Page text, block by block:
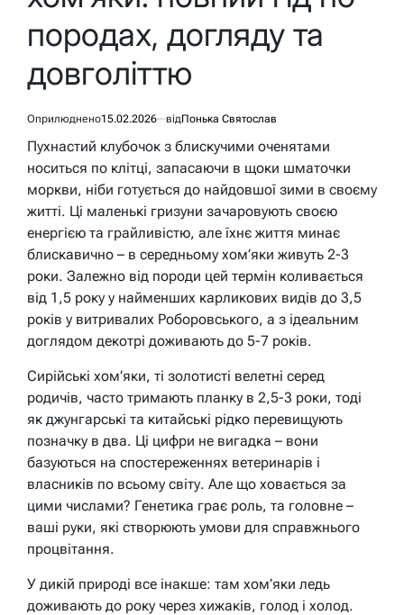
породах, догляду та
довголіттю
Оприлюднено15.02.2026 відПонька Святослав
Пухнастий клубочок з блискучими оченятами
носиться по клітці, запасаючи в щоки шматочки
моркви, ніби готується до найдовшої зими в своєму
житті. Ці маленькі гризуни зачаровують своєю
енергією та грайливістю, але їхнє життя минає
блискавично – в середньому хом’яки живуть 2-3
роки. Залежно від породи цей термін коливається
від 1,5 року у найменших карликових видів до 3,5
років у витривалих Роборовського, а з ідеальним
доглядом декотрі доживають до 5-7 років.
Сирійські хом’яки, ті золотисті велетні серед
родичів, часто тримають планку в 2,5-3 роки, тоді
як джунгарські та китайські рідко перевищують
позначку в два. Ці цифри не вигадка – вони
базуються на спостереженнях ветеринарів і
власників по всьому світу. Але що ховається за
цими числами? Генетика грає роль, та головне –
ваші руки, які створюють умови для справжнього
процвітання.
У дикій природі все інакше: там хом’яки ледь
доживають до року через хижаків, голод і холод.